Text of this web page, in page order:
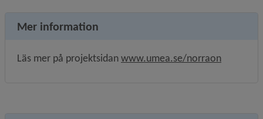
Mer information
Läs mer på projektsidan www.umea.se/norraon